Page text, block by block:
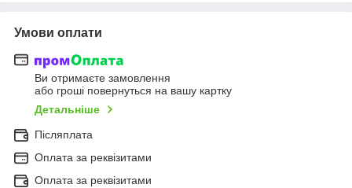
Умови оплати
Ви отримаєте замовлення
або гроші повернуться на вашу картку
Детальніше
Післяплата
Оплата за реквізитами
Оплата за реквізитами